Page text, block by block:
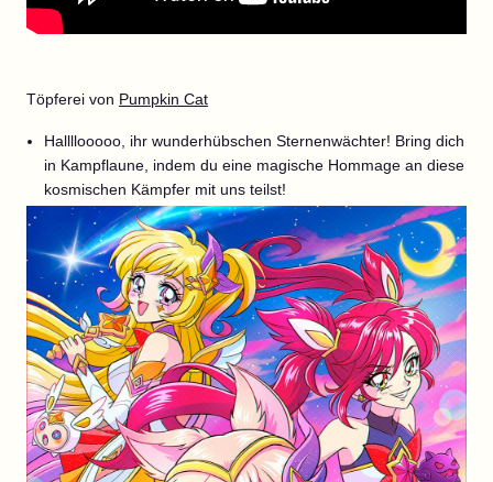
Töpferei von Pumpkin Cat
Hallllooooo, ihr wunderhübschen Sternenwächter! Bring dich
in Kampflaune, indem du eine magische Hommage an diese
kosmischen Kämpfer mit uns teilst!